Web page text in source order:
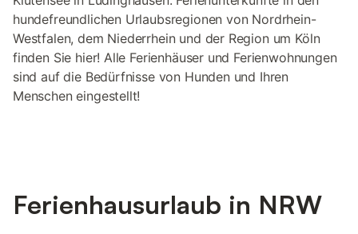
hundefreundlichen Urlaubsregionen von Nordrhein-
Westfalen, dem Niederrhein und der Region um Köln
finden Sie hier! Alle Ferienhäuser und Ferienwohnungen
sind auf die Bedürfnisse von Hunden und Ihren
Menschen eingestellt!
Ferienhausurlaub in NRW